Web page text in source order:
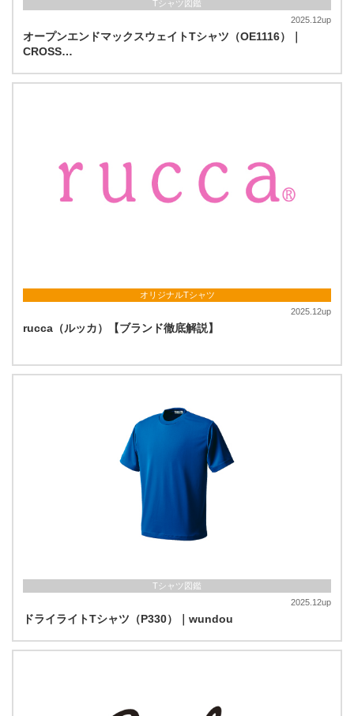
Tシャツ図鑑
2025.12up
オープンエンドマックスウェイトTシャツ（OE1116）｜
CROSS…
オリジナルTシャツ
2025.12up
rucca（ルッカ）【ブランド徹底解説】
Tシャツ図鑑
2025.12up
ドライライトTシャツ（P330）｜wundou